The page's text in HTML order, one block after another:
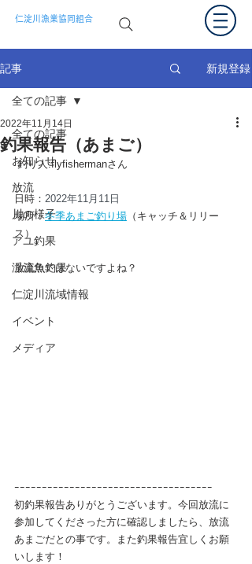
仁淀川漁業協同組合
記事 新規登録
全ての記事
お知らせ
放流
川の様子
アユ釣果
渓流魚釣果
仁淀川流域情報
イベント
メディア
全ての記事
釣果報告（あまご）
2022年11月14日
釣り人:flyfishermanさん
日時： 2022年11月11日
場所：冬季あまご釣り場 （キャッチ＆リリー
ス）
放流魚ではないですよね？
ｰｰｰｰｰｰｰｰｰｰｰｰｰｰｰｰｰｰｰｰｰｰｰｰｰｰｰｰｰｰｰｰｰｰｰｰ
初釣果報告ありがとうございます。今回放流に
参加してくださった方に確認しましたら、放流
あまごだとの事です。また釣果報告宜しくお願
いします！